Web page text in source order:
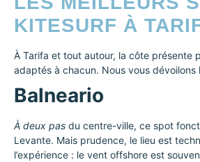
KITESURF À
À Tarifa et tout autour, la côte présente
adaptés à chacun. Nous vous dévoilons
Balneario
À deux pas du centre-ville, ce spot
Levante. Mais prudence, le lieu est
l’expérience : le vent offshore est